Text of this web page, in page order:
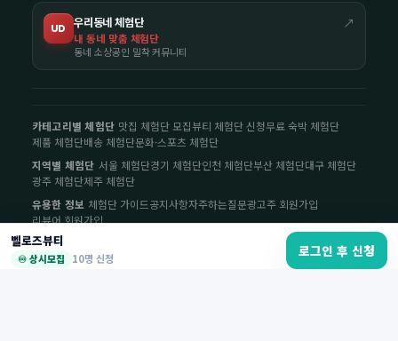
벨로즈뷰티
♾️ 상시모집 10명 신청 로그인 후 신청
UD 우리동네 체험단 ↗
내 동네 맞춤 체험단
동네 소상공인 밀착 커뮤니티
카테고리별 체험단 맛집 체험단 모집뷰티 체험단 신청무료 숙박 체험단
제품 체험단배송 체험단문화·스포츠 체험단
지역별 체험단 서울 체험단경기 체험단인천 체험단부산 체험단대구 체험단
광주 체험단제주 체험단
유용한 정보 체험단 가이드공지사항자주하는질문광고주 회원가입
리뷰어 회원가입
문의하기